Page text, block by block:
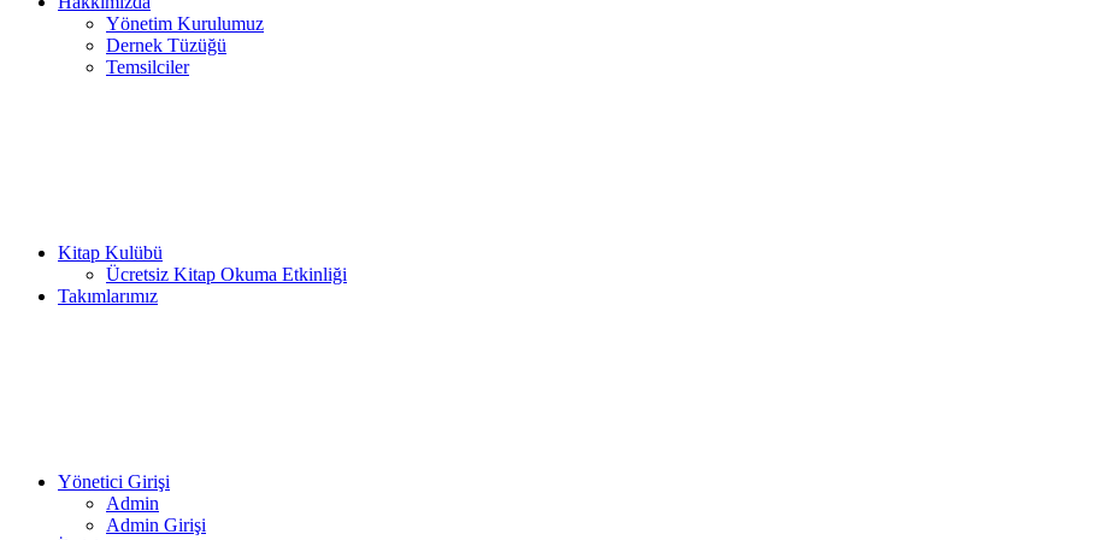
Yönetim Kurulumuz
Dernek Tüzüğü
Temsilciler
Kitap Kulübü
Ücretsiz Kitap Okuma Etkinliği
Takımlarımız
Yönetici Girişi
Admin
Admin Girişi